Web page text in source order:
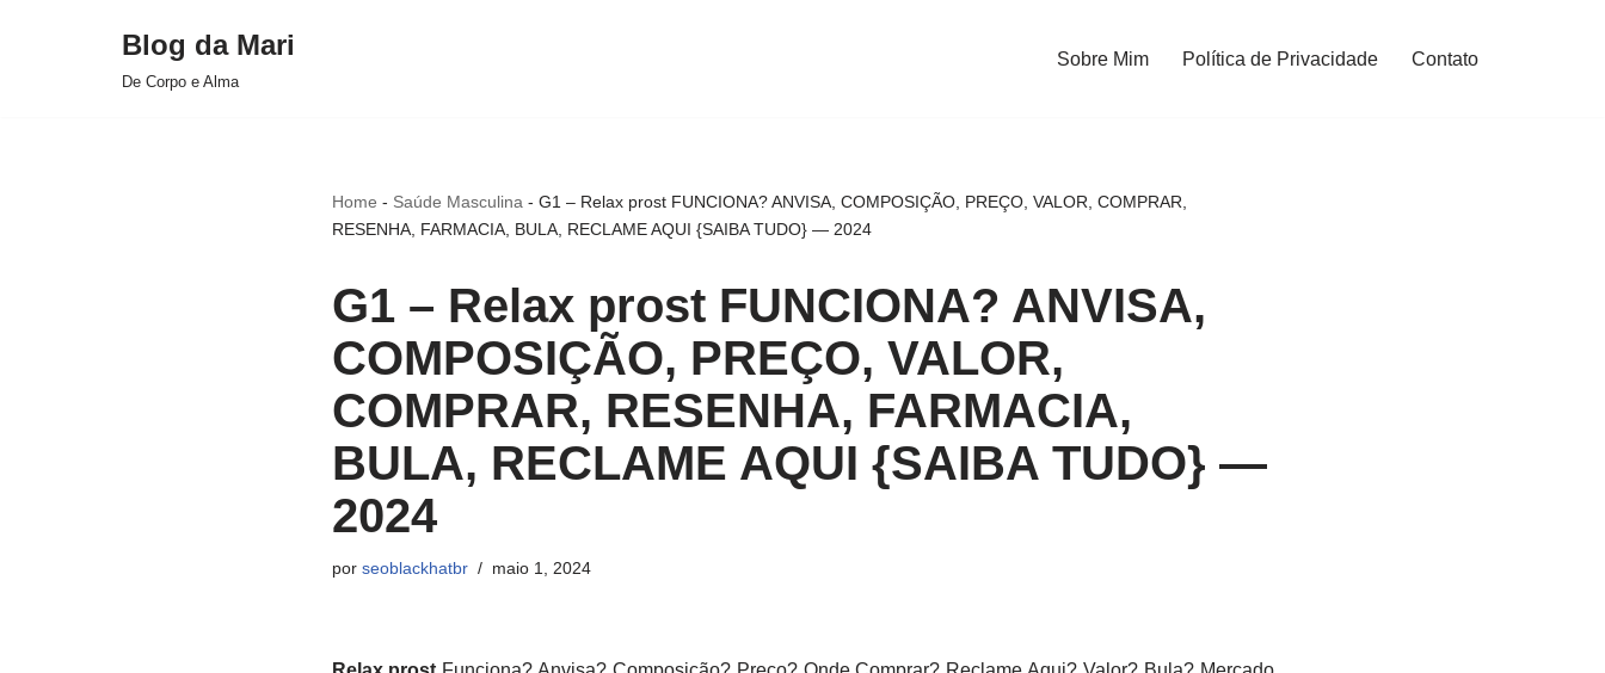
Blog da Mari
De Corpo e Alma
Sobre Mim Política de Privacidade Contato
Home - Saúde Masculina - G1 – Relax prost FUNCIONA? ANVISA, COMPOSIÇÃO, PREÇO, VALOR, COMPRAR,
RESENHA, FARMACIA, BULA, RECLAME AQUI {SAIBA TUDO} — 2024
G1 – Relax prost FUNCIONA? ANVISA,
COMPOSIÇÃO, PREÇO, VALOR,
COMPRAR, RESENHA, FARMACIA,
BULA, RECLAME AQUI {SAIBA TUDO} —
2024
por seoblackhatbr maio 1, 2024